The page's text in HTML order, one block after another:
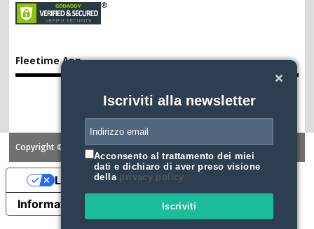
Iscriviti alla newsletter
Acconsento al trattamento dei miei
dati e dichiaro di aver preso visione
della privacy policy
Iscriviti
Fleetime App
Copyright ©2026. FLEETIME
Informativa sulla raccolta
Le tue preferenze relative alla privacy